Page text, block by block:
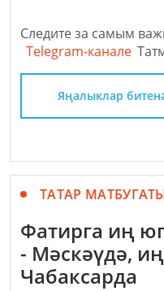
Следите за самым
Telegram-канале
Яңалыклар
ТАТАР
Фатирга иң
- Мәскәүдә,
Чабаксарда